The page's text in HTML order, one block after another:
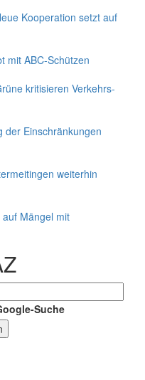
Kooperation setzt auf
mit ABC-Schüt­zen
kritisieren Verkehrs-
der Einschränkungen
weiterhin
Mängel mit
Suche